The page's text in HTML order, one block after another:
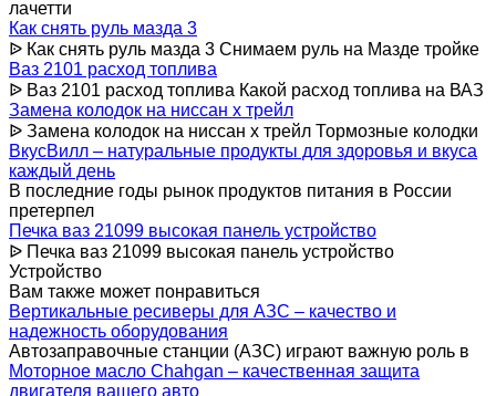
лачетти
Как снять руль мазда 3
ᐉ Как снять руль мазда 3 Снимаем руль на Мазде тройке
Ваз 2101 расход топлива
ᐉ Ваз 2101 расход топлива Какой расход топлива на ВАЗ
Замена колодок на ниссан х трейл
ᐉ Замена колодок на ниссан х трейл Тормозные колодки
ВкусВилл – натуральные продукты для здоровья и вкуса
каждый день
В последние годы рынок продуктов питания в России
претерпел
Печка ваз 21099 высокая панель устройство
ᐉ Печка ваз 21099 высокая панель устройство
Устройство
Вам также может понравиться
Вертикальные ресиверы для АЗС – качество и
надежность оборудования
Автозаправочные станции (АЗС) играют важную роль в
Моторное масло Chahgan – качественная защита
двигателя вашего авто